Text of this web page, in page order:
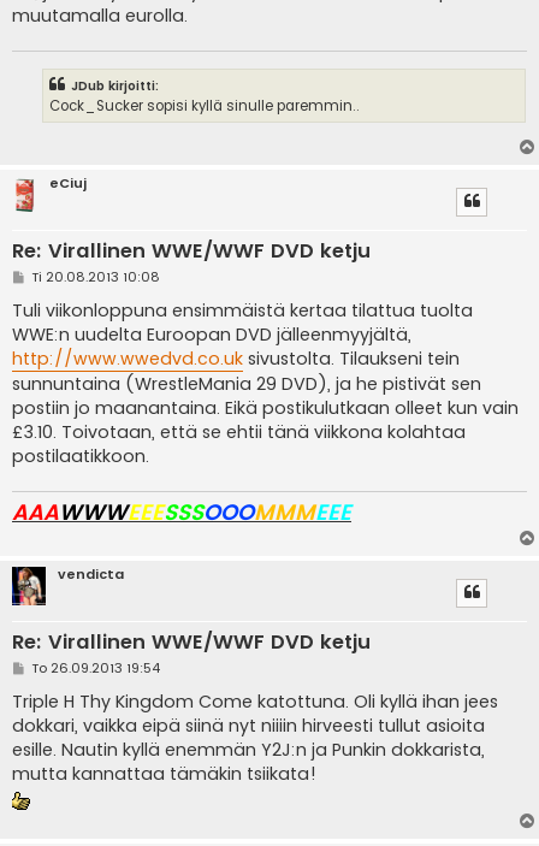
muutamalla eurolla.
JDub kirjoitti:
Cock_Sucker sopisi kyllä sinulle paremmin..
eCiuj
Re: Virallinen WWE/WWF DVD ketju
V
e
s
t
i
Ti 20.08.2013 10:08
Tuli viikonloppuna ensimmäistä kertaa tilattua tuolta
WWE:n uudelta Euroopan DVD jälleenmyyjältä,
http://www.wwedvd.co.uk sivustolta. Tilaukseni tein
sunnuntaina (WrestleMania 29 DVD), ja he pistivät sen
postiin jo maanantaina. Eikä postikulutkaan olleet kun vain
£3.10. Toivotaan, että se ehtii tänä viikkona kolahtaa
postilaatikkoon.
AAAWWWEEESSSOOOMMMEEE
vendicta
Re: Virallinen WWE/WWF DVD ketju
V
e
s
t
i
To 26.09.2013 19:54
Triple H Thy Kingdom Come katottuna. Oli kyllä ihan jees
dokkari, vaikka eipä siinä nyt niiiin hirveesti tullut asioita
esille. Nautin kyllä enemmän Y2J:n ja Punkin dokkarista,
mutta kannattaa tämäkin tsiikata!